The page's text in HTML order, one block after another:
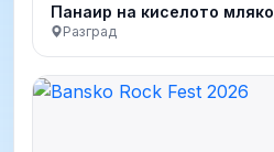
Панаир на киселото мляко
Разград